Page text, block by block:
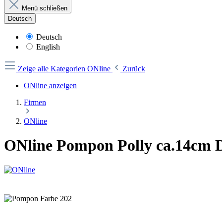
Menü schließen
Deutsch
Deutsch
English
Zeige alle Kategorien ONline
Zurück
ONline anzeigen
Firmen
ONline
ONline Pompon Polly ca.14cm